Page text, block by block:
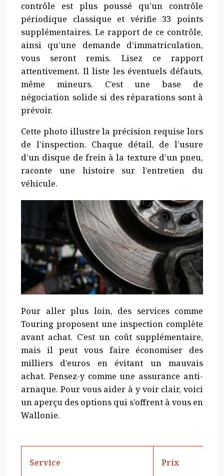
contrôle est plus poussé qu’un contrôle
périodique classique et vérifie 33 points
supplémentaires. Le rapport de ce contrôle,
ainsi qu’une demande d’immatriculation,
vous seront remis. Lisez ce rapport
attentivement. Il liste les éventuels défauts,
même mineurs. C’est une base de
négociation solide si des réparations sont à
prévoir.
Cette photo illustre la précision requise lors
de l’inspection. Chaque détail, de l’usure
d’un disque de frein à la texture d’un pneu,
raconte une histoire sur l’entretien du
véhicule.
Pour aller plus loin, des services comme
Touring proposent une inspection complète
avant achat. C’est un coût supplémentaire,
mais il peut vous faire économiser des
milliers d’euros en évitant un mauvais
achat. Pensez-y comme une assurance anti-
arnaque. Pour vous aider à y voir clair, voici
un aperçu des options qui s’offrent à vous en
Wallonie.
Service Prix